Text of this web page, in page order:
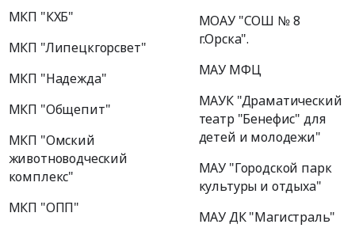
МКП "КХБ"
МКП "Липецкгорсвет"
МКП "Надежда"
МКП "Общепит"
МКП "Омский
животноводческий
комплекс"
МКП "ОПП"
МОАУ "СОШ № 8
г.Орска".
МАУ МФЦ
МАУК "Драматический
театр "Бенефис" для
детей и молодежи"
МАУ "Городской парк
культуры и отдыха"
МАУ ДК "Магистраль"